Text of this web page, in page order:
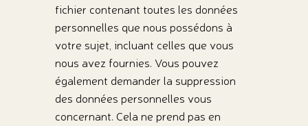
fichier contenant toutes les données
personnelles que nous possédons à
votre sujet, incluant celles que vous
nous avez fournies. Vous pouvez
également demander la suppression
des données personnelles vous
concernant. Cela ne prend pas en